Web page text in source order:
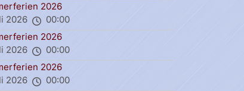
2026
2026
00:00
2026
2026
00:00
2026
2026
00:00